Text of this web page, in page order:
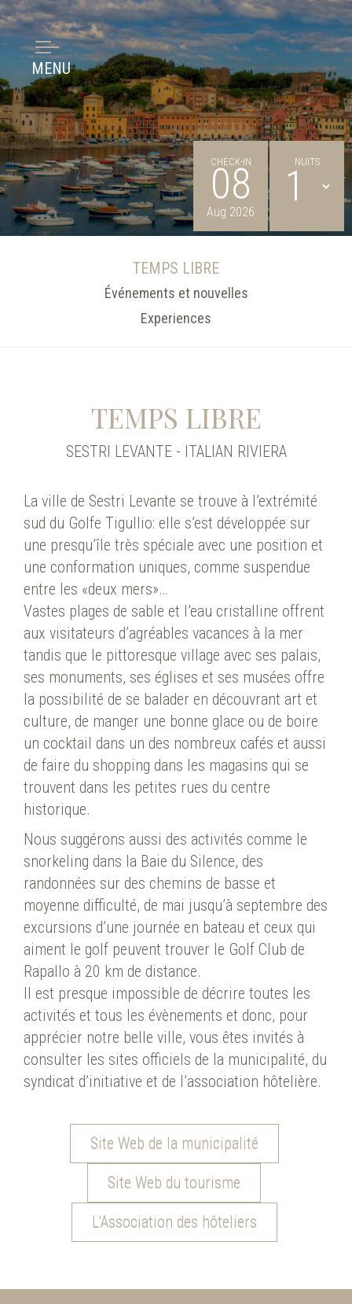
MENU
CHECK-IN
08
Aug 2026
NUITS
TEMPS LIBRE
Événements et nouvelles
Experiences
TEMPS LIBRE
SESTRI LEVANTE - ITALIAN RIVIERA
La ville de Sestri Levante se trouve à l’extrémité
sud du Golfe Tigullio: elle s’est développée sur
une presqu’île très spéciale avec une position et
une conformation uniques, comme suspendue
entre les «deux mers»…
Vastes plages de sable et l’eau cristalline offrent
aux visitateurs d’agréables vacances à la mer
tandis que le pittoresque village avec ses palais,
ses monuments, ses églises et ses musées offre
la possibilité de se balader en découvrant art et
culture, de manger une bonne glace ou de boire
un cocktail dans un des nombreux cafés et aussi
de faire du shopping dans les magasins qui se
trouvent dans les petites rues du centre
historique.
Nous suggérons aussi des activités comme le
snorkeling dans la Baie du Silence, des
randonnées sur des chemins de basse et
moyenne difficulté, de mai jusqu’à septembre des
excursions d’une journée en bateau et ceux qui
aiment le golf peuvent trouver le Golf Club de
Rapallo à 20 km de distance.
Il est presque impossible de décrire toutes les
activités et tous les évènements et donc, pour
apprécier notre belle ville, vous êtes invités à
consulter les sites officiels de la municipalité, du
syndicat d’initiative et de l’association hôtelière.
Site Web de la municipalité
Site Web du tourisme
L'Association des hôteliers